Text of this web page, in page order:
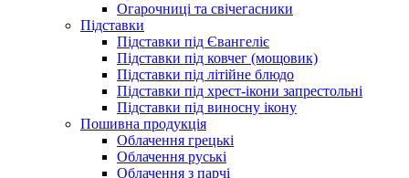
Огарочниці та свічегасники
Підставки
Підставки під Євангеліє
Підставки під ковчег (мощовик)
Підставки під літійне блюдо
Підставки під хрест-ікони запрестольні
Підставки під виносну ікону
Пошивна продукція
Облачення грецькі
Облачення руські
Облачення з парчі